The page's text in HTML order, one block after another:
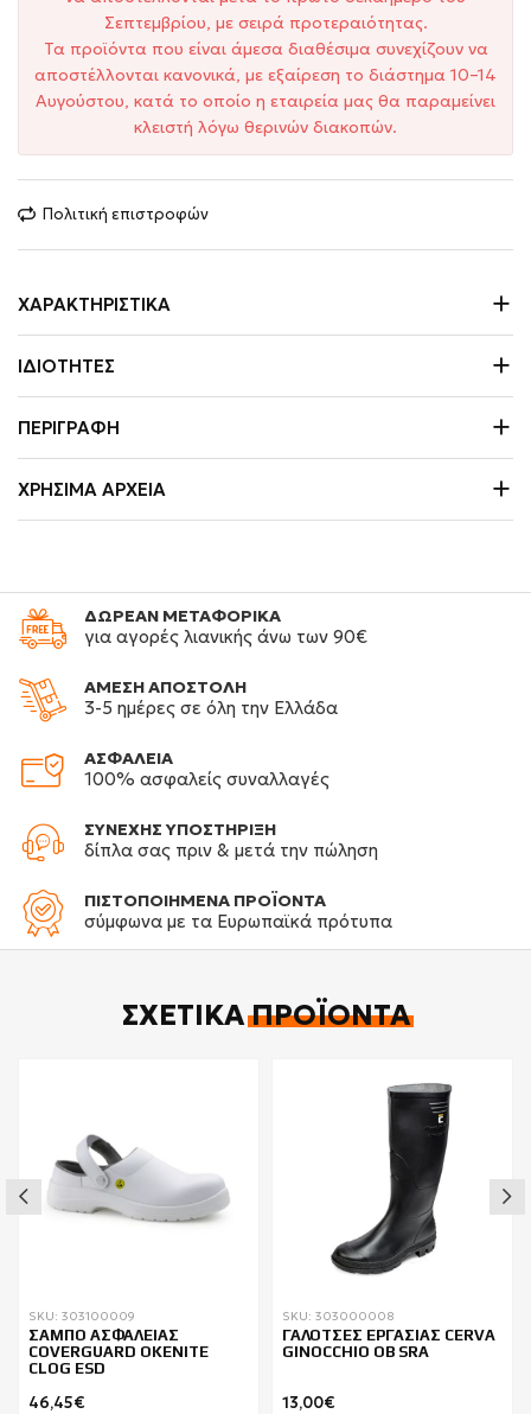
Σεπτεμβρίου, με σειρά προτεραιότητας.
Τα προϊόντα που είναι άμεσα διαθέσιμα συνεχίζουν να
αποστέλλονται κανονικά, με εξαίρεση το διάστημα 10–14
Αυγούστου, κατά το οποίο η εταιρεία μας θα παραμείνει
κλειστή λόγω θερινών διακοπών.
Πολιτική επιστροφών
ΧΑΡΑΚΤΗΡΙΣΤΙΚΆ
ΙΔΙΌΤΗΤΕΣ
ΠΕΡΙΓΡΑΦΉ
ΧΡΉΣΙΜΑ ΑΡΧΕΊΑ
ΔΩΡΕΑΝ ΜΕΤΑΦΟΡΙΚΑ
για αγορές λιανικής άνω των 90€
ΑΜΕΣΗ ΑΠΟΣΤΟΛΗ
3-5 ημέρες σε όλη την Ελλάδα
ΑΣΦΑΛΕΙΑ
100% ασφαλείς συναλλαγές
ΣΥΝΕΧΗΣ ΥΠΟΣΤΗΡΙΞΗ
δίπλα σας πριν & μετά την πώληση
ΠΙΣΤΟΠΟΙΗΜΕΝΑ ΠΡΟΪΟΝΤΑ
σύμφωνα με τα Ευρωπαϊκά πρότυπα
ΣΧΕΤΙΚΆΠΡΟΪΌΝΤΑ
SKU: 303100009
ΣΑΜΠΟ ΑΣΦΑΛΕΙΑΣ
COVERGUARD OKENITE
CLOG ESD
46,45€
SKU: 303000008
ΓΑΛΟΤΣΕΣ ΕΡΓΑΣΙΑΣ CERVA
GINOCCHIO OB SRA
13,00€